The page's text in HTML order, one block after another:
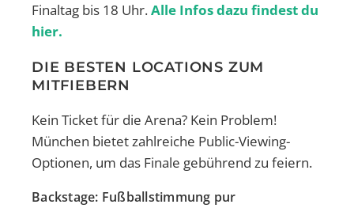
Finaltag bis 18 Uhr.Alle Infos dazu findest du
hier.
DIE BESTEN LOCATIONS ZUM
MITFIEBERN
Kein Ticket für die Arena? Kein Problem!
München bietet zahlreiche Public-Viewing-
Optionen, um das Finale gebührend zu feiern.
Backstage: Fußballstimmung pur